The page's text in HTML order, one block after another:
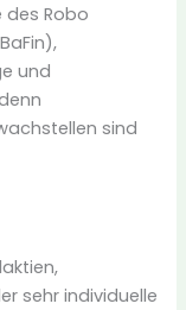
des Robo
und
sind
sehr individuelle